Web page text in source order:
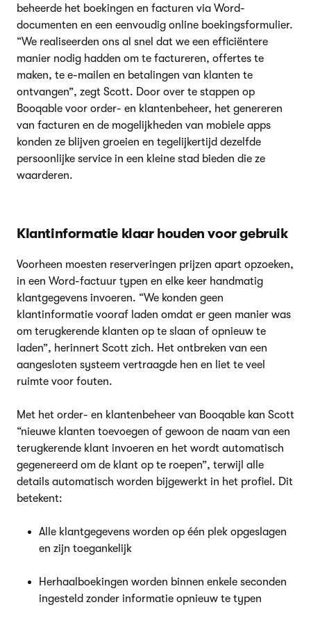
beheerde het boekingen en facturen via Word-
documenten en een eenvoudig online boekingsformulier.
“We realiseerden ons al snel dat we een efficiëntere
manier nodig hadden om te factureren, offertes te
maken, te e-mailen en betalingen van klanten te
ontvangen”, zegt Scott. Door over te stappen op
Booqable voor order- en klantenbeheer, het genereren
van facturen en de mogelijkheden van mobiele apps
konden ze blijven groeien en tegelijkertijd dezelfde
persoonlijke service in een kleine stad bieden die ze
waarderen.
Klantinformatie klaar houden voor gebruik
Voorheen moesten reserveringen prijzen apart opzoeken,
in een Word-factuur typen en elke keer handmatig
klantgegevens invoeren. “We konden geen
klantinformatie vooraf laden omdat er geen manier was
om terugkerende klanten op te slaan of opnieuw te
laden”, herinnert Scott zich. Het ontbreken van een
aangesloten systeem vertraagde hen en liet te veel
ruimte voor fouten.
Met het order- en klantenbeheer van Booqable kan Scott
“nieuwe klanten toevoegen of gewoon de naam van een
terugkerende klant invoeren en het wordt automatisch
gegenereerd om de klant op te roepen”, terwijl alle
details automatisch worden bijgewerkt in het profiel. Dit
betekent:
Alle klantgegevens worden op één plek opgeslagen
en zijn toegankelijk
Herhaalboekingen worden binnen enkele seconden
ingesteld zonder informatie opnieuw te typen